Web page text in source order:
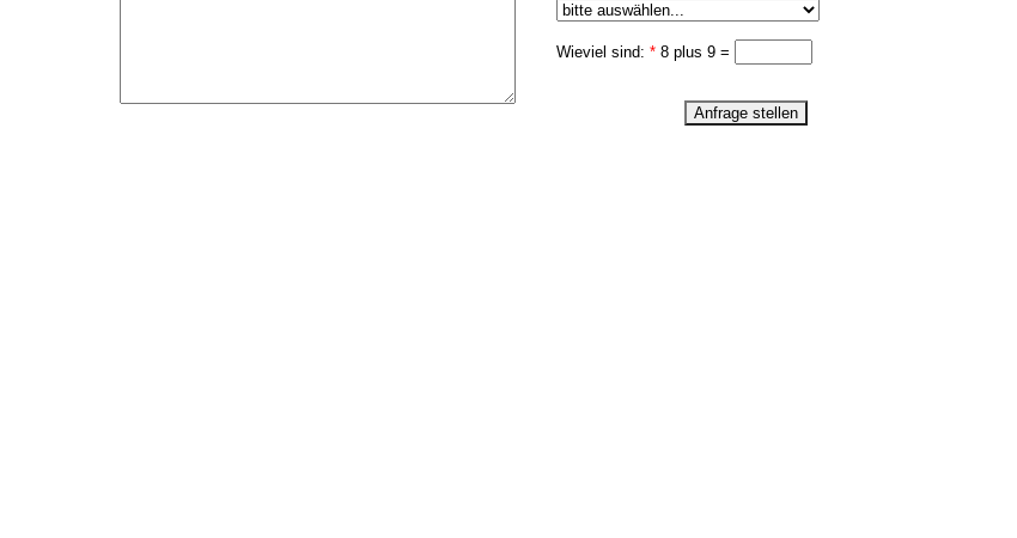
Wieviel sind: * 8 plus 9 =